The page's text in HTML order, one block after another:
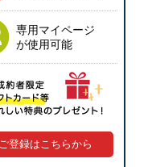
専用マイページ
が使用可能
ご登録はこちらから